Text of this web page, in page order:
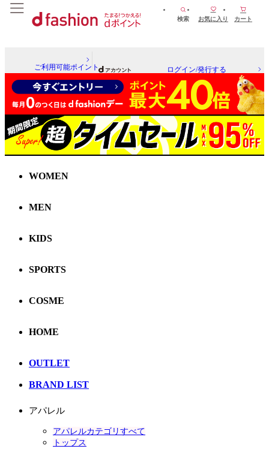
検索 お気に入り カート
ご利用可能ポイント ログイン/発行する
WOMEN
MEN
KIDS
SPORTS
COSME
HOME
OUTLET
BRAND LIST
アパレル
アパレルカテゴリすべて
トップス